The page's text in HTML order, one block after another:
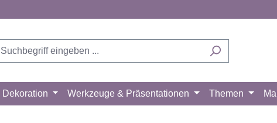
Dekoration Werkzeuge & Präsentationen Themen